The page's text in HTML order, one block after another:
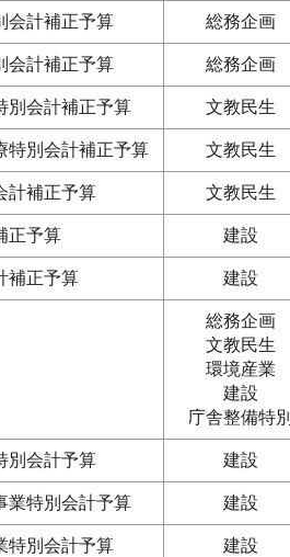
会計補正予算 総務企画
会計補正予算 総務企画
別会計補正予算 文教民生
特別会計補正予算 文教民生
計補正予算 文教民生
正予算 建設
補正予算 建設
総務企画
文教民生
環境産業
建設
庁舎整備特別
別会計予算 建設
業特別会計予算 建設
特別会計予算 建設